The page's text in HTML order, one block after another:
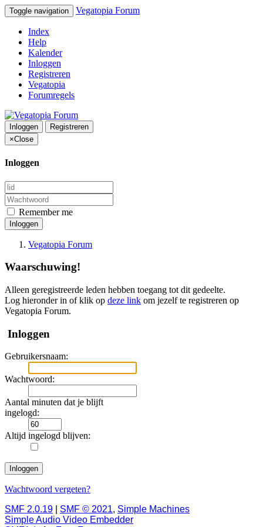
Toggle navigation Vegatopia Forum
Index
Help
Kalender
Inloggen
Registreren
Vegatopia
Forumregels
Inloggen
Registreren
×Close
Inloggen
Remember me
Inloggen
Vegatopia Forum
Waarschuwing!
Alleen geregistreerde leden hebben toegang tot dit gedeelte.
Log hieronder in of klik op deze link om jezelf te registreren op
Vegatopia Forum.
Inloggen
Gebruikersnaam:
Wachtwoord:
Aantal minuten dat je blijft
ingelogd:
Altijd ingelogd blijven:
Wachtwoord vergeten?
SMF 2.0.19
SMF © 2021, Simple Machines
Simple Audio Video Embedder